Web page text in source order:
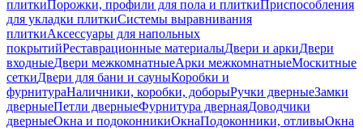
плиткиПорожки, профили для пола и плиткиПриспособления
для укладки плиткиСистемы выравнивания
плиткиАксессуары для напольных
покрытийРеставрационные материалыДвери и аркиДвери
входныеДвери межкомнатныеАрки межкомнатныеМоскитные
сеткиДвери для бани и сауныКоробки и
фурнитураНаличники, коробки, доборыРучки дверныеЗамки
дверныеПетли дверныеФурнитура двернаяДоводчики
дверныеОкна и подоконникиОкнаПодоконники, отливыОкна